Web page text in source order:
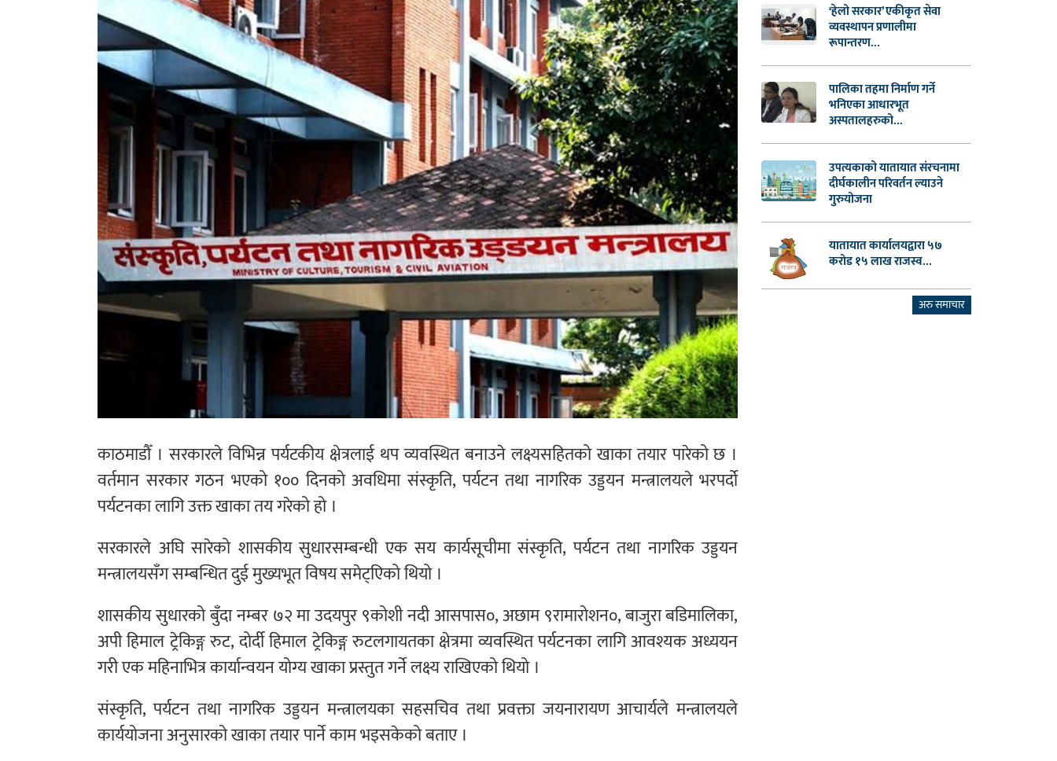
काठमाडौँ । सरकारले विभिन्न पर्यटकीय क्षेत्रलाई थप व्यवस्थित बनाउने लक्ष्यसहितको खाका तयार पारेको छ ।
वर्तमान सरकार गठन भएको १०० दिनको अवधिमा संस्कृति, पर्यटन तथा नागरिक उड्डयन मन्त्रालयले भरपर्दो
पर्यटनका लागि उक्त खाका तय गरेको हो ।
सरकारले अघि सारेको शासकीय सुधारसम्बन्धी एक सय कार्यसूचीमा संस्कृति, पर्यटन तथा नागरिक उड्डयन
मन्त्रालयसँग सम्बन्धित दुई मुख्यभूत विषय समेट्एिको थियो ।
शासकीय सुधारको बुँदा नम्बर ७२ मा उदयपुर ९कोशी नदी आसपास०, अछाम ९रामारोशन०, बाजुरा बडिमालिका,
अपी हिमाल ट्रेकिङ्ग रुट, दोर्दी हिमाल ट्रेकिङ्ग रुटलगायतका क्षेत्रमा व्यवस्थित पर्यटनका लागि आवश्यक अध्ययन
गरी एक महिनाभित्र कार्यान्वयन योग्य खाका प्रस्तुत गर्ने लक्ष्य राखिएको थियो ।
संस्कृति, पर्यटन तथा नागरिक उड्डयन मन्त्रालयका सहसचिव तथा प्रवक्ता जयनारायण आचार्यले मन्त्रालयले
कार्ययोजना अनुसारको खाका तयार पार्ने काम भइसकेको बताए ।
‘हेलो सरकार’ एकीकृत सेवा
व्यवस्थापन प्रणालीमा
रूपान्तरण...
पालिका तहमा निर्माण गर्ने
भनिएका आधारभूत
अस्पतालहरुको...
उपत्यकाको यातायात संरचनामा
दीर्घकालीन परिवर्तन ल्याउने
गुरुयोजना
यातायात कार्यालयद्वारा ५७
करोड १५ लाख राजस्व...
अरु समाचार